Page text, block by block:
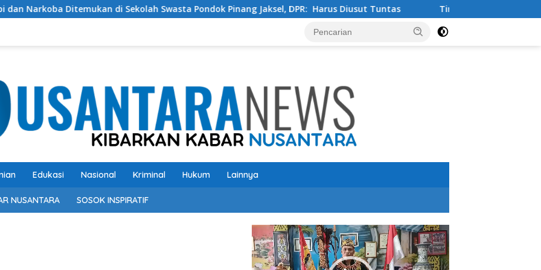
di Sekolah Swasta Pondok Pinang Jaksel, DPR: Harus Diusut Tuntas Tingkatkan Kualitas Pendidikan , PT IMIP
Edukasi Nasional Kriminal Hukum Lainnya
NUSANTARA SOSOK INSPIRATIF
Pemutar
Video